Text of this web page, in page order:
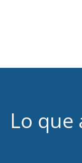
Lo que